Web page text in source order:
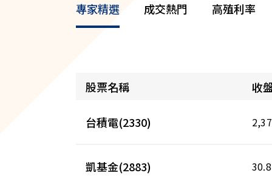
專家精選 成交熱門 高殖利率
股票名稱 收
台積電(2330)
凱基金(2883)